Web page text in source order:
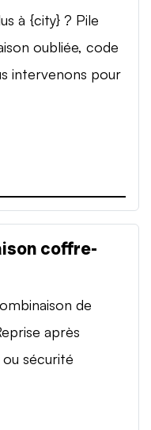
à {city} ? Pile
oubliée, code
intervenons pour
coffre-
de
après
sécurité